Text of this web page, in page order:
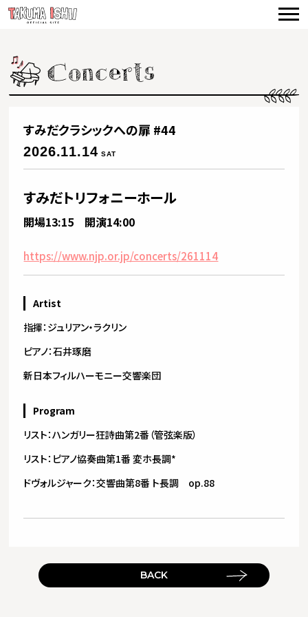
CONCERTS
PRODUCE
すみだクラシックへの扉 #44
2026.11.14 SAT
すみだトリフォニーホール
開場13:15 開演14:00
https://www.njp.or.jp/concerts/261114
Artist
指揮：ジュリアン・ラクリン
ピアノ：石井琢磨
新日本フィルハーモニー交響楽団
Program
リスト：ハンガリー狂詩曲第2番（管弦楽版）
リスト：ピアノ協奏曲第1番 変ホ長調*
ドヴォルジャーク：交響曲第8番 ト長調 op.88
BACK